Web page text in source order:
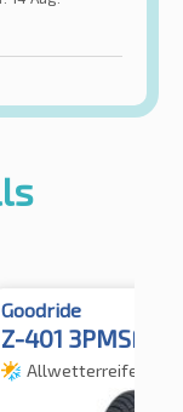
Goodride
Z-401 3PMSF
Allwetterreifen